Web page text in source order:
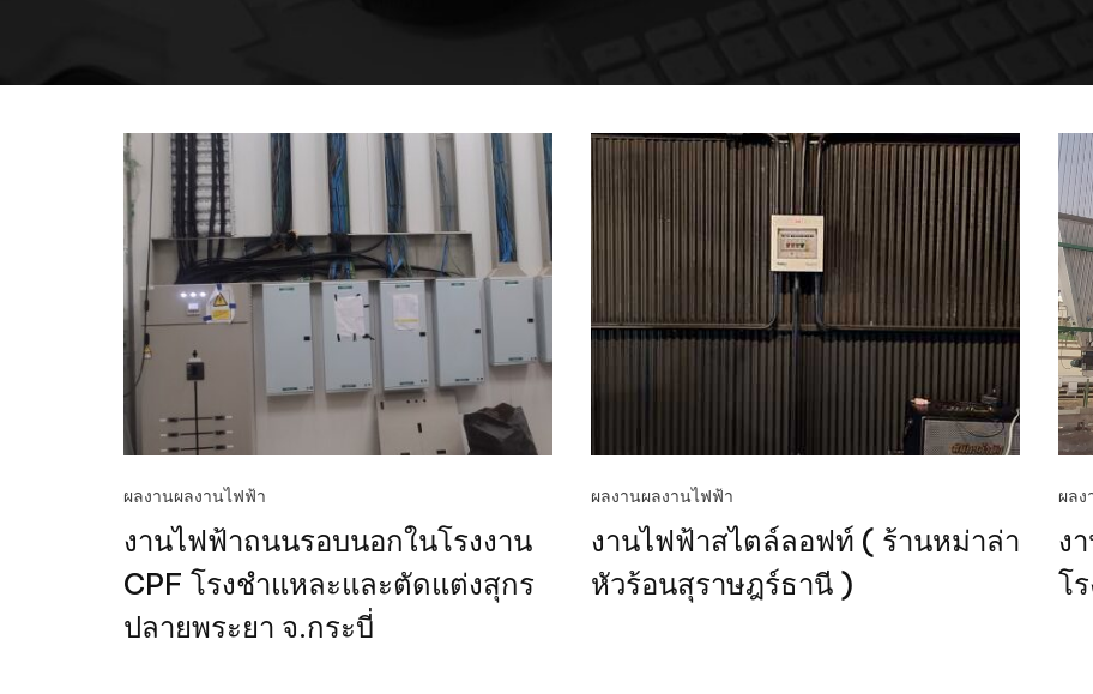
ผลงานผลงานไฟฟ้า
งานไฟฟ้าถนนรอบนอกในโรงงาน
CPF โรงชำแหละและตัดแต่งสุกร
ปลายพระยา จ.กระบี่
ผลงานผลงานไฟฟ้า
งานไฟฟ้าสไตล์ลอฟท์ ( ร้านหม่าล่า
หัวร้อนสุราษฎร์ธานี )
ผลง
ง
โ